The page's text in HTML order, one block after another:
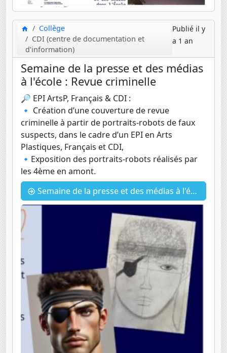
Collège
CDI (centre de documentation et
d'information)
Publié il y
a 1 an
Semaine de la presse et des médias
à l'école : Revue criminelle
🔎 EPI ArtsP, Français & CDI :
🔹 Création d’une couverture de revue
criminelle à partir de portraits-robots de faux
suspects, dans le cadre d’un EPI en Arts
Plastiques, Français et CDI,
🔹Exposition des portraits-robots réalisés par
les 4ème en amont.
Semaine de la presse et des médias à l'école : Revue criminelle